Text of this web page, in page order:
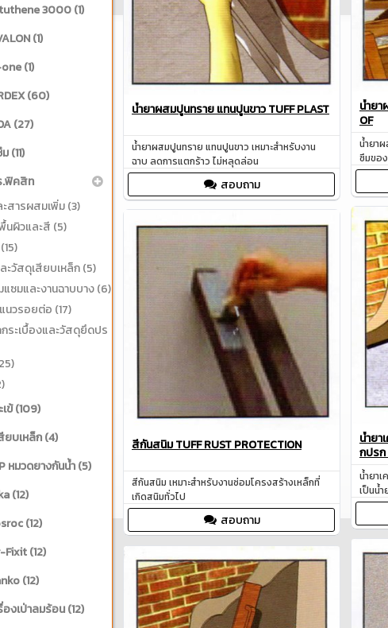
3000 (1)
(1)
(1)
(60)
(27)
(11)
ฟิคสิท
สารผสมเพิ่ม (3)
ผิวและสี (5)
วัสดุเสียบเหล็ก (5)
ซมและงานฉาบบาง (6)
วรอยต่อ (17)
ะเบื้องและวัสดุยึดปร
ข้ (109)
ยบเหล็ก (4)
หมวดยางกันน้ำ (5)
(12)
(12)
(12)
(12)
งเป่าลมร้อน (12)
น้ำยาผสมปูนทราย แทนปูนขาว TUFF PLAST
น้ำยาผสมปูนทราย แทนปูนขาว เหมาะสำหรับงาน
ฉาบ ลดการแตกร้าว ไม่หลุดล่อน
สอบถาม
น้ำยา
OF
น้ำยา
ซึมขอ
น้ำยา
กปรก
น้ำยา
เป็นน้
สีกันสนิม TUFF RUST PROTECTION
สีกันสนิม เหมาะสำหรับงานซ่อมโครงสร้างเหล็กที่
เกิดสนิมทั่วไป
สอบถาม